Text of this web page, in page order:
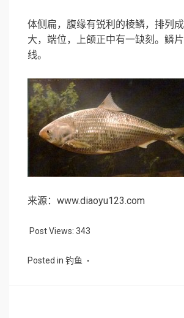
体侧扁，腹缘有锐利的棱鳞，排列
大，端位，上颌正中有一缺刻。鳞
线。
来源：www.diaoyu123.com
Post Views: 343
Posted in 钓鱼